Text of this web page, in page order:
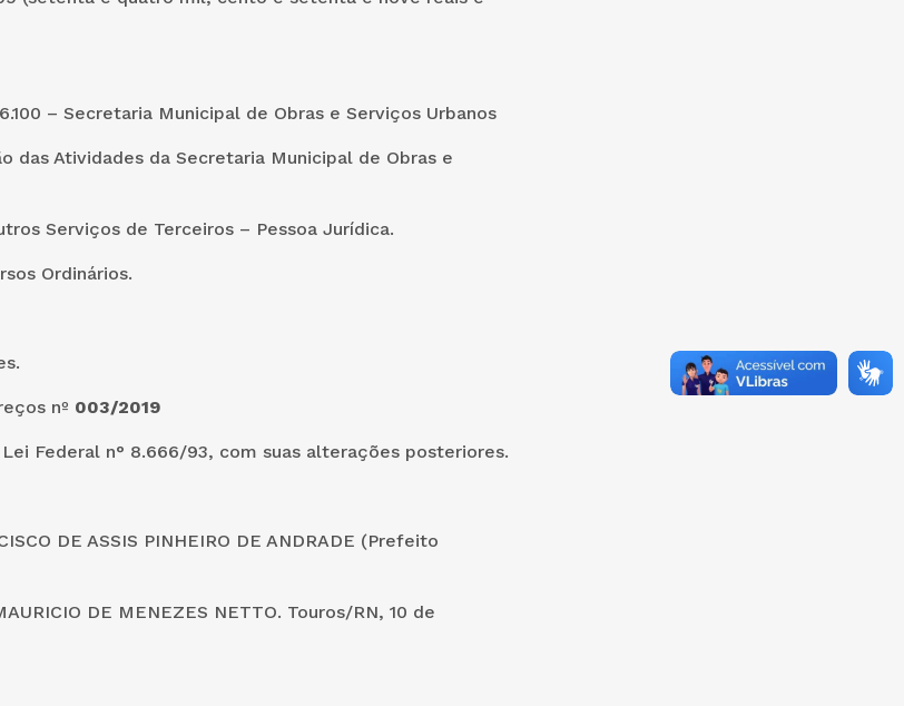
– Secretaria Municipal de Obras e Serviços Urbanos
das Atividades da Secretaria Municipal de Obras e
Serviços de Terceiros – Pessoa Jurídica.
Ordinários.
nº 003/2019
Federal n° 8.666/93, com suas alterações posteriores.
DE ASSIS PINHEIRO DE ANDRADE (Prefeito
DE MENEZES NETTO. Touros/RN, 10 de